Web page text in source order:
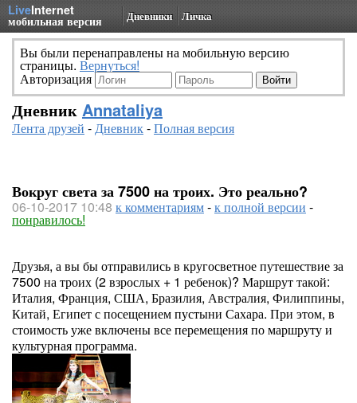
LiveInternet
мобильная версия Дневники Личка
Вы были перенаправлены на мобильную версию
страницы. Вернуться!
Авторизация
Дневник Annataliya
Лента друзей -Дневник-Полная версия
Вокруг света за 7500 на троих. Это реально?
06-10-2017 10:48 к комментариям-к полной версии -
понравилось!
Друзья, а вы бы отправились в кругосветное путешествие за
7500 на троих (2 взрослых + 1 ребенок)? Маршрут такой:
Италия, Франция, США, Бразилия, Австралия, Филиппины,
Китай, Египет с посещением пустыни Сахара. При этом, в
стоимость уже включены все перемещения по маршруту и
культурная программа.